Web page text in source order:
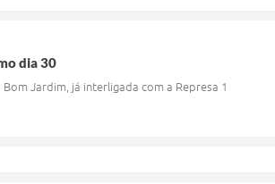
dia 30
Jardim, já interligada com a Represa 1